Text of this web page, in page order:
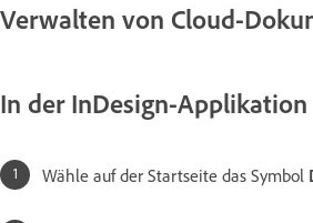
Verwalten von Cloud-
In der InDesign-Applikation
Wähle auf der Startseite das Symbol